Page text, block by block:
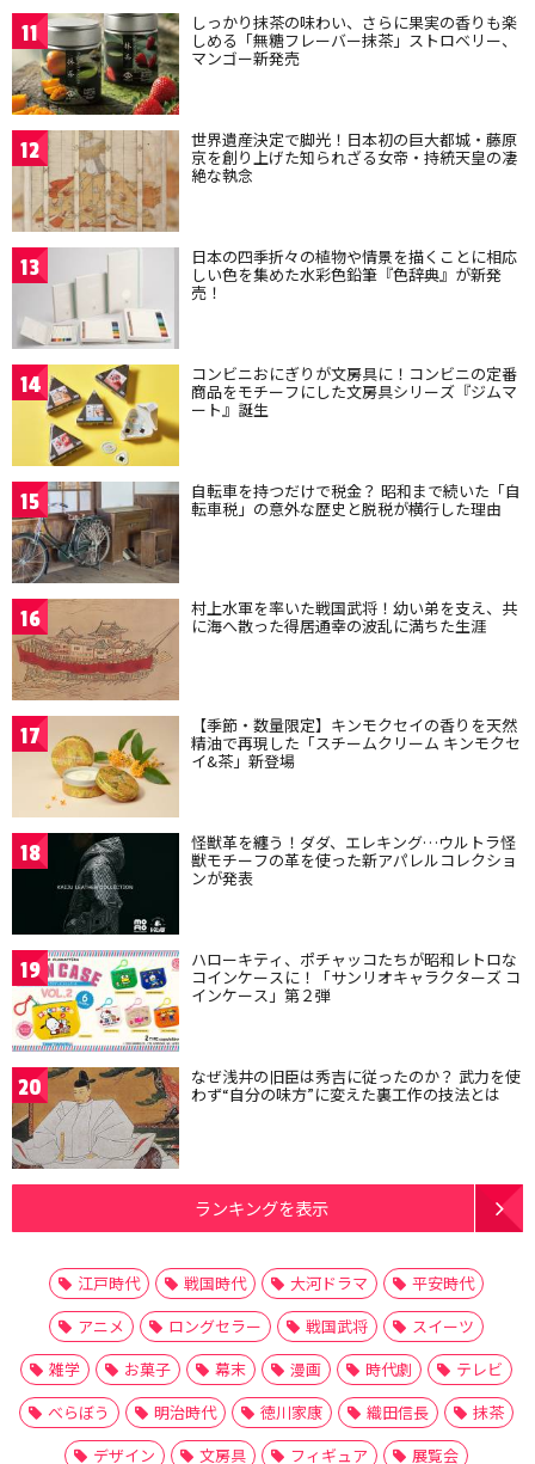
11 しっかり抹茶の味わい、さらに果実の香りも楽
しめる「無糖フレーバー抹茶」ストロベリー、
マンゴー新発売
12 世界遺産決定で脚光！日本初の巨大都城・藤原
京を創り上げた知られざる女帝・持統天皇の凄
絶な執念
13 日本の四季折々の植物や情景を描くことに相応
しい色を集めた水彩色鉛筆『色辞典』が新発
売！
14 コンビニおにぎりが文房具に！コンビニの定番
商品をモチーフにした文房具シリーズ『ジムマ
ート』誕生
15 自転車を持つだけで税金？ 昭和まで続いた「自
転車税」の意外な歴史と脱税が横行した理由
16 村上水軍を率いた戦国武将！幼い弟を支え、共
に海へ散った得居通幸の波乱に満ちた生涯
17 【季節・数量限定】キンモクセイの香りを天然
精油で再現した「スチームクリーム キンモクセ
イ&茶」新登場
18 怪獣革を纏う！ダダ、エレキング…ウルトラ怪
獣モチーフの革を使った新アパレルコレクショ
ンが発表
19 ハローキティ、ポチャッコたちが昭和レトロな
コインケースに！「サンリオキャラクターズ コ
インケース」第２弾
20 なぜ浅井の旧臣は秀吉に従ったのか？ 武力を使
わず“自分の味方”に変えた裏工作の技法とは
ランキングを表示
江戸時代 戦国時代 大河ドラマ
平安時代
アニメ
ロングセラー 戦国武将
スイーツ
雑学
お菓子 幕末 漫画 時代劇
テレビ
べらぼう
明治時代 徳川家康 織田信長
抹茶
デザイン
文房具 フィギュア
展覧会